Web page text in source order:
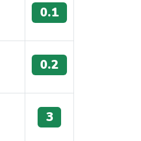
0.1
0.2
3